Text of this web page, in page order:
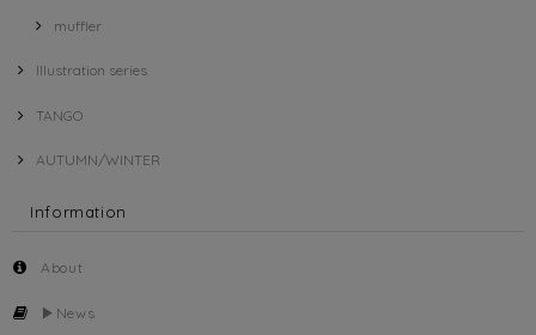
muffler
Illustration series
TANGO
AUTUMN/WINTER
Information
About
▶︎News